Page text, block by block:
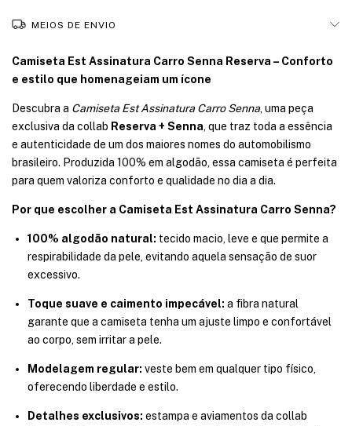
MEIOS DE ENVIO
Camiseta Est Assinatura Carro Senna Reserva – Conforto
e estilo que homenageiam um ícone
Descubra a Camiseta Est Assinatura Carro Senna, uma peça
exclusiva da collab Reserva + Senna, que traz toda a essência
e autenticidade de um dos maiores nomes do automobilismo
brasileiro. Produzida 100% em algodão, essa camiseta é perfeita
para quem valoriza conforto e qualidade no dia a dia.
Por que escolher a Camiseta Est Assinatura Carro Senna?
100% algodão natural: tecido macio, leve e que permite a
respirabilidade da pele, evitando aquela sensação de suor
excessivo.
Toque suave e caimento impecável: a fibra natural
garante que a camiseta tenha um ajuste limpo e confortável
ao corpo, sem irritar a pele.
Modelagem regular: veste bem em qualquer tipo físico,
oferecendo liberdade e estilo.
Detalhes exclusivos: estampa e aviamentos da collab